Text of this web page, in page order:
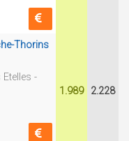
Thorins
-
1.989 2.228